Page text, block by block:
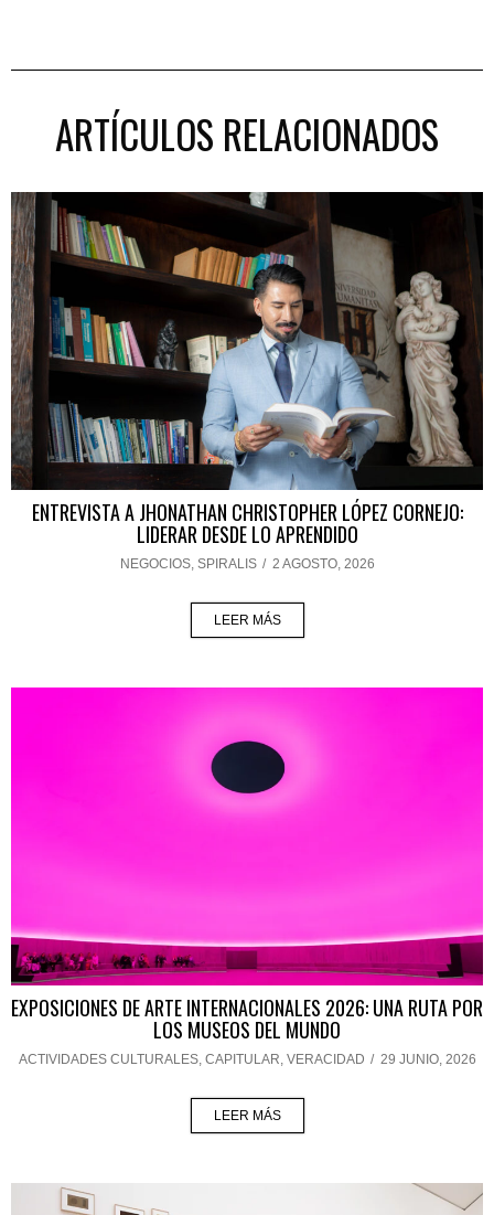
ARTÍCULOS RELACIONADOS
ENTREVISTA A JHONATHAN CHRISTOPHER LÓPEZ CORNEJO:
LIDERAR DESDE LO APRENDIDO
NEGOCIOS, SPIRALIS / 2 AGOSTO, 2026
LEER MÁS
EXPOSICIONES DE ARTE INTERNACIONALES 2026: UNA RUTA POR
LOS MUSEOS DEL MUNDO
ACTIVIDADES CULTURALES, CAPITULAR VERACIDAD / 29 JUNIO, 2026
LEER MÁS